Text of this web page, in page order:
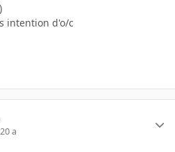
intention d'o/c
20 a